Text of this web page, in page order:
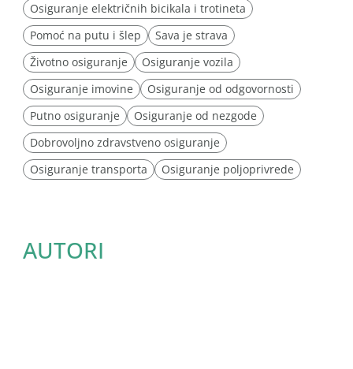
Osiguranje električnih bicikala i trotineta
Pomoć na putu i šlep
Sava je strava
Životno osiguranje
Osiguranje vozila
Osiguranje imovine
Osiguranje od odgovornosti
Putno osiguranje
Osiguranje od nezgode
Dobrovoljno zdravstveno osiguranje
Osiguranje transporta
Osiguranje poljoprivrede
AUTORI